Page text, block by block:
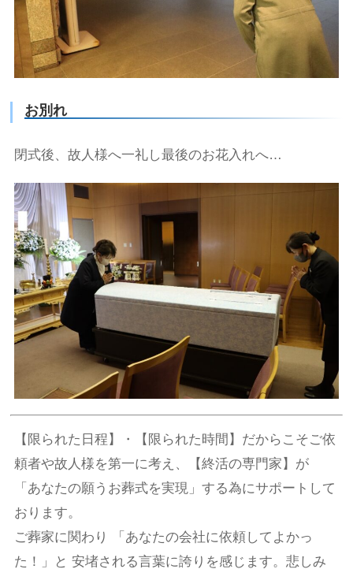
お別れ
閉式後、故人様へ一礼し最後のお花入れへ…
【限られた日程】・【限られた時間】だからこそご依
頼者や故人様を第一に考え、【終活の専門家】が
「あなたの願うお葬式を実現」する為にサポートして
おります。
ご葬家に関わり 「あなたの会社に依頼してよかっ
た！」と 安堵される言葉に誇りを感じます。悲しみ